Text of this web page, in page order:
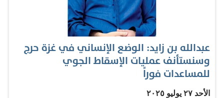
الإمارات من الدول الرائدة في تقديم الدعم الإغاثي إذ مثّلت
المساعدات الإماراتية أكثر من 44% من إجمالي المساعدات
الدولية التي وصلت إلى القطاع. وتؤكد دولة الإمارات أن دعم
الشعب الفلسطيني سيظل أولوية إنسانية، وستواصل التنسيق
مع الشركاء الإقليميين والدوليين لضمان وصول المساعدات
عبدالله بن زايد: الوضع الإنساني في غزة حرج
وسنستأنف عمليات الإسقاط الجوي
للمساعدات فوراً
الأحد ٢٧ يوليو ٢٠٢٥